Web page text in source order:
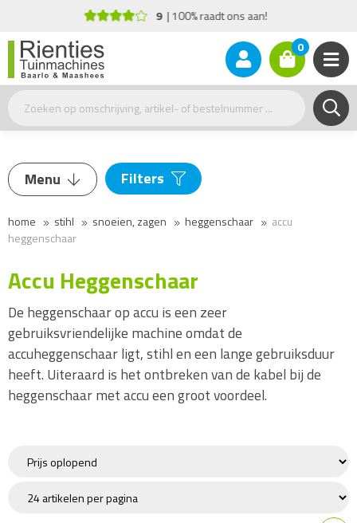
Advies nodig?+31(0)77 - 477 17 26
0
Menu Filters
Heggenschaar
Elektrische heggenschaar
Benzine heggenschaar
Accu heggensnoeier
Benzine heggensnoeier
Onderhoud / Toebehoren
Hakselaar
Wipzaag
Accu serie
AP-Systeem(9)
AS-Systeem(4)
home stihl snoeien, zagen heggenschaar
accu
heggenschaar
Accu Heggenschaar
De heggenschaar op accu is een zeer
gebruiksvriendelijke machine omdat de
accuheggenschaar ligt, stihl en een lange gebruiksduur
heeft. Uiteraard is het ontbreken van de kabel bij de
heggenschaar met accu een groot voordeel.